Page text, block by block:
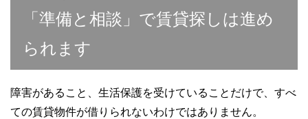
「準備と相談」で賃貸探しは進め
られます
障害があること、生活保護を受けていることだけで、すべ
ての賃貸物件が借りられないわけではありません。